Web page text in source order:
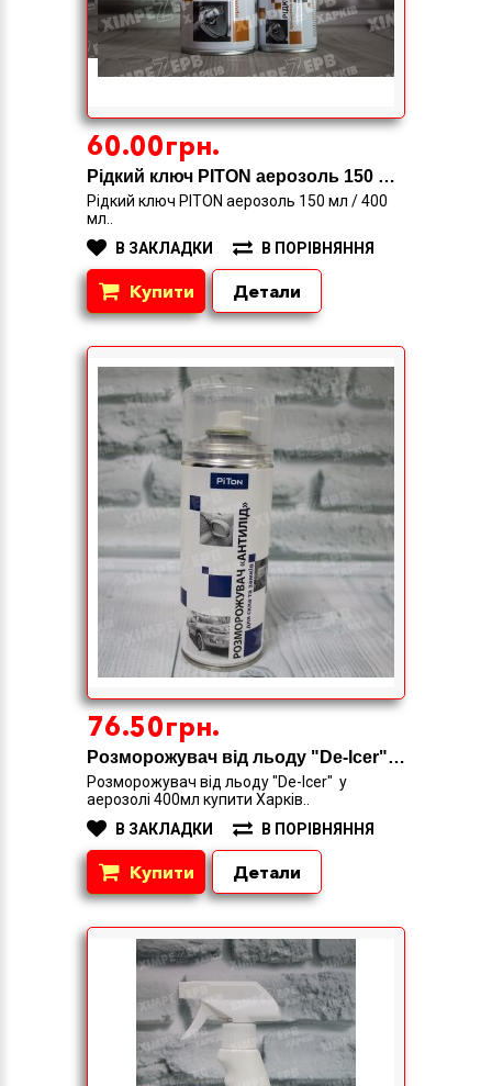
60.00грн.
Рідкий ключ PITON аерозоль 150 мл / 400 мл
Рідкий ключ PITON аерозоль 150 мл / 400
мл..
В ЗАКЛАДКИ
В ПОРІВНЯННЯ
Купити Детали
76.50грн.
Розморожувач від льоду "De-Icer" 400мл PITON
Розморожувач від льоду "De-Icer" у
аерозолі 400мл купити Харків..
В ЗАКЛАДКИ
В ПОРІВНЯННЯ
Купити Детали